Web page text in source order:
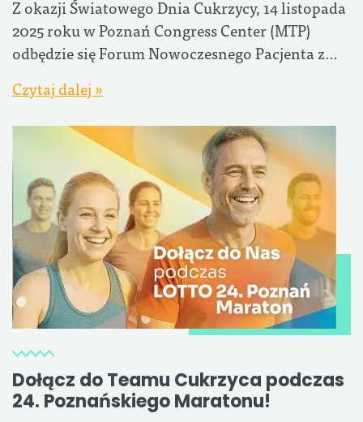
Z okazji Światowego Dnia Cukrzycy, 14 listopada
2025 roku w Poznań Congress Center (MTP)
odbędzie się Forum Nowoczesnego Pacjenta z…
Czytaj dalej »
Dołącz do Teamu Cukrzyca podczas
24. Poznańskiego Maratonu!